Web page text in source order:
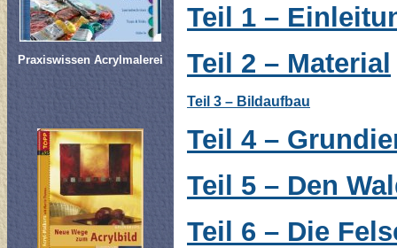
Praxiswissen Acrylmalerei
Teil 1 –
Teil 2 – Material
Teil 3 – Bildaufbau
Teil 4 –
Teil 5 – Den
Teil 6 – Die